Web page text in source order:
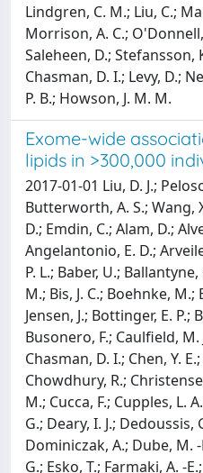
Lindgren, C. M.; Liu, C.;
Morrison, A. C.; O'Donnell,
Saleheen, D.; Stefansson,
Chasman, D. I.; Levy, D.;
P. B.; Howson, J. M. M.
Exome-wide
lipids in >300,000
2017-01-01 Liu, D. J.;
Butterworth, A. S.; Wang,
D.; Emdin, C.; Alam, D.;
Angelantonio, E. D.;
P. L.; Baber, U.;
M.; Bis, J. C.; Boehnke,
Jensen, J.; Bottinger, E.
Busonero, F.; Caulfield, M.
Chasman, D. I.; Chen, Y.
Chowdhury, R.;
M.; Cucca, F.; Cupples, L.
G.; Deary, I. J.; Dedoussis,
Dominiczak, A.; Dube, M.
G.; Esko, T.; Farmaki, A. -